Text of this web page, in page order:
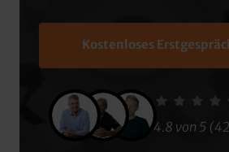
Kostenloses
4.8 von 5